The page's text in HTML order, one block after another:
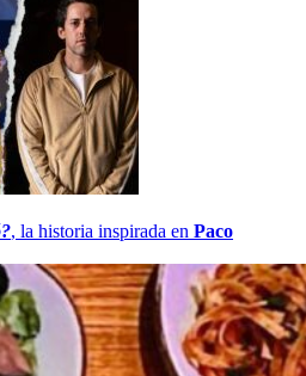
, la historia inspirada en Paco